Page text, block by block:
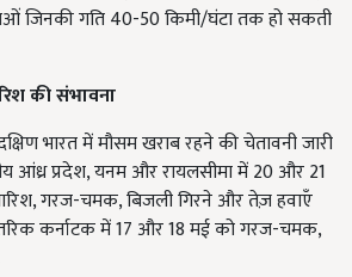
गति 40-50 किमी/घंटा तक हो सकती
की संभावना
भारत में मौसम खराब रहने की चेतावनी जारी
आंध्र प्रदेश, यनम और रायलसीमा में 20 और 21
गरज-चमक, बिजली गिरने और तेज़ हवाएँ
कर्नाटक में 17 और 18 मई को गरज-चमक,